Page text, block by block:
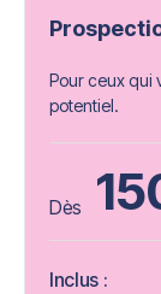
Pour ceux qui
potentiel.
Dès
Inclus :